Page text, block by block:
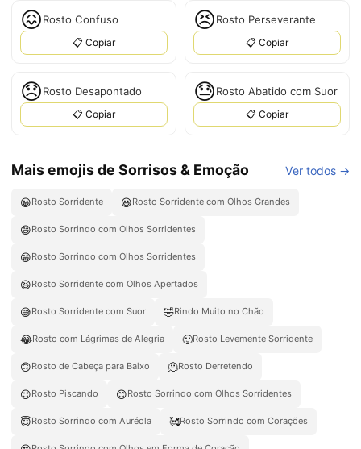
😖Rosto Confuso
📋 Copiar
😣Rosto Perseverante
📋 Copiar
😞Rosto Desapontado
📋 Copiar
😓Rosto Abatido com Suor
📋 Copiar
Mais emojis de Sorrisos & Emoção Ver todos →
😀Rosto Sorridente 😃Rosto Sorridente com Olhos Grandes
😄Rosto Sorrindo com Olhos Sorridentes
😁Rosto Sorrindo com Olhos Sorridentes
😆Rosto Sorridente com Olhos Apertados
😅Rosto Sorridente com Suor 🤣Rindo Muito no Chão
😂Rosto com Lágrimas de Alegria 🙂Rosto Levemente Sorridente
🙃Rosto de Cabeça para Baixo 🫠Rosto Derretendo
😉Rosto Piscando 😊Rosto Sorrindo com Olhos Sorridentes
😇Rosto Sorrindo com Auréola 🥰Rosto Sorrindo com Corações